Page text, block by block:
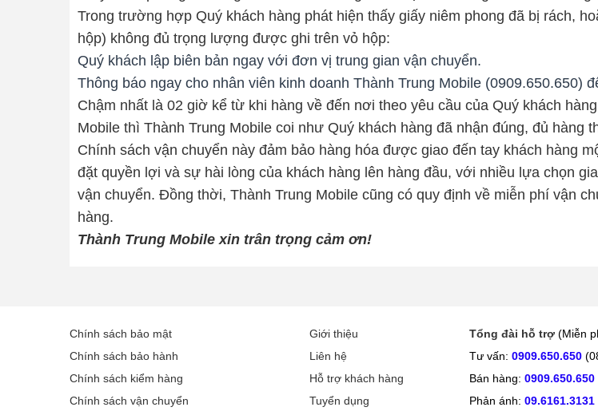
Trong trường hợp Quý khách hàng phát hiện thấy giấy niêm phong đã bị rách,
hộp) không đủ trọng lượng được ghi trên vỏ hộp:
Quý khách lập biên bản ngay với đơn vị trung gian vận chuyển.
Thông báo ngay cho nhân viên kinh doanh Thành Trung Mobile (0909.650.650)
Chậm nhất là 02 giờ kể từ khi hàng về đến nơi theo yêu cầu của Quý khách
Mobile thì Thành Trung Mobile coi như Quý khách hàng đã nhận đúng, đủ hàng
Chính sách vận chuyển này đảm bảo hàng hóa được giao đến tay khách hàng
đặt quyền lợi và sự hài lòng của khách hàng lên hàng đầu, với nhiều lựa chọn
vận chuyển. Đồng thời, Thành Trung Mobile cũng có quy định về miễn phí vận
hàng.
Thành Trung Mobile xin trân trọng cảm ơn!
Chính sách bảo mật
Chính sách bảo hành
Chính sách kiểm hàng
Chính sách vận chuyển
Giới thiệu
Liên hệ
Hỗ trợ khách hàng
Tuyển dụng
Tổng đài hỗ trợ (Miễn
Tư vấn: 0909.650.650
Bán hàng: 0909.650.650
Phản ánh: 09.6161.3131